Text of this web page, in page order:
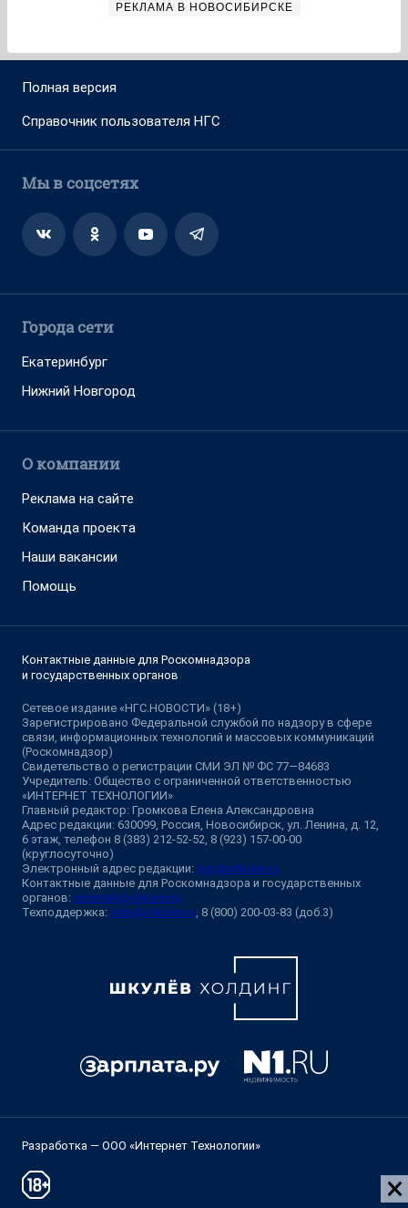
РЕКЛАМА В НОВОСИБИРСКЕ
Полная версия
Справочник пользователя НГС
Мы в соцсетях
Города сети
Екатеринбург
Нижний Новгород
О компании
Реклама на сайте
Команда проекта
Наши вакансии
Помощь
Контактные данные для Роскомнадзора
и государственных органов
Сетевое издание «НГС.НОВОСТИ» (18+)
Зарегистрировано Федеральной службой по надзору в сфере
связи, информационных технологий и массовых коммуникаций
(Роскомнадзор)
Свидетельство о регистрации СМИ ЭЛ № ФС 77—84683
Учредитель: Общество с ограниченной ответственностью
«ИНТЕРНЕТ ТЕХНОЛОГИИ»
Главный редактор: Громкова Елена Александровна
Адрес редакции: 630099, Россия, Новосибирск, ул. Ленина, д. 12,
6 этаж, телефон 8 (383) 212-52-52, 8 (923) 157-00-00
(круглосуточно)
Электронный адрес редакции: ngs@shkulev.ru
Контактные данные для Роскомнадзора и государственных
органов: juristnsk@shkulev.ru
Техподдержка: help@shkulev.ru, 8 (800) 200-03-83 (доб.3)
Разработка — ООО «Интернет Технологии»